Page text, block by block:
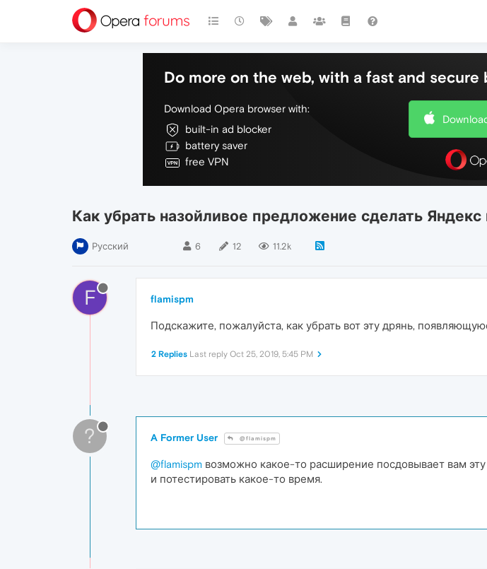
Do more on the web, with a fast and secure
Download Opera browser with:
built-in ad blocker
battery saver
free VPN
Как убрать назойливое предложение сделать
Русский 6 12 11.2k
F flamispm
Подскажите, пожалуйста, как убрать вот эту дрянь,
2 Replies Last reply Oct 25, 2019, 5:45 PM
? A Former User @flamispm
@flamispm возможно какое-то расширение посдовывает вам
и потестировать какое-то время.